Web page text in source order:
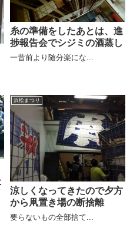
糸の準備をしたあとは、進
捗報告会でシジミの酒蒸し
一昔前より随分楽にな...
浜松まつり
涼しくなってきたので夕方
から凧置き場の断捨離
要らないもの全部捨て...